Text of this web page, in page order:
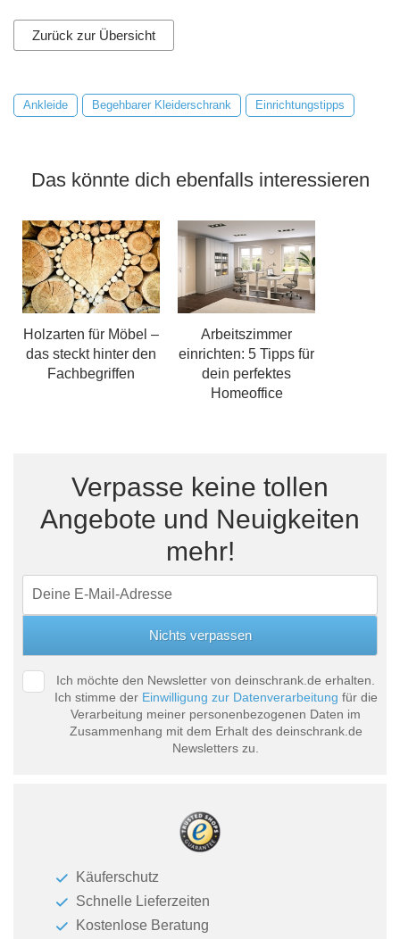
Zurück zur Übersicht
Ankleide Begehbarer Kleiderschrank Einrichtungstipps
Das könnte dich ebenfalls interessieren
Holzarten für Möbel –
das steckt hinter den
Fachbegriffen
Arbeitszimmer
einrichten: 5 Tipps für
dein perfektes
Homeoffice
Verpasse keine tollen
Angebote und Neuigkeiten
mehr!
Ich möchte den Newsletter von deinschrank.de erhalten.
Ich stimme der Einwilligung zur Datenverarbeitung für die
Verarbeitung meiner personenbezogenen Daten im
Zusammenhang mit dem Erhalt des deinschrank.de
Newsletters zu.
Käuferschutz
Schnelle Lieferzeiten
Kostenlose Beratung